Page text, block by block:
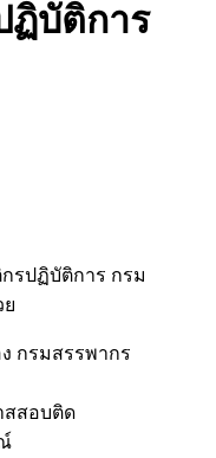
ฏิบัติการ
รปฏิบัติการ กรม
กรมสรรพากร
สสอบติด